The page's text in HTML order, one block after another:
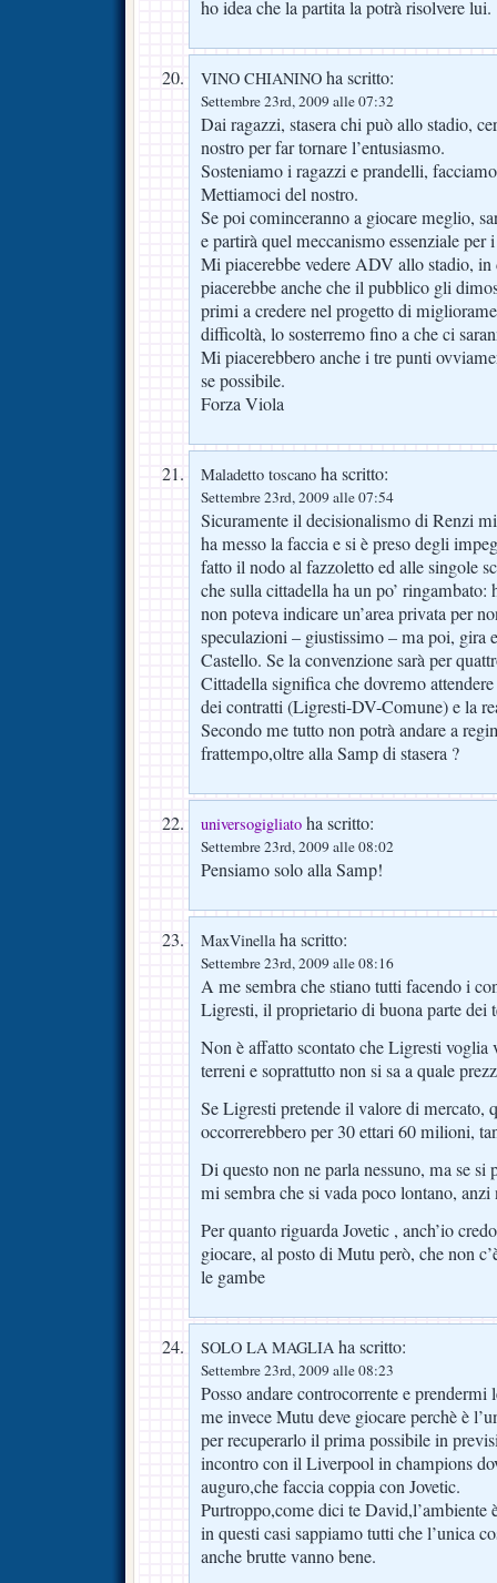
ho idea che la partita la potrà risolvere lui.
VINO CHIANINO ha scritto:
Settembre 23rd, 2009 alle 07:32
Dai ragazzi, stasera chi può allo stadio,
nostro per far tornare l’entusiasmo.
Sosteniamo i ragazzi e prandelli,
Mettiamoci del nostro.
Se poi cominceranno a giocare meglio,
e partirà quel meccanismo essenziale per
Mi piacerebbe vedere ADV allo stadio,
piacerebbe anche che il pubblico gli
primi a credere nel progetto di
difficoltà, lo sosterremo fino a che ci
Mi piacerebbero anche i tre punti
se possibile.
Forza Viola
Maladetto toscano ha scritto:
Settembre 23rd, 2009 alle 07:54
Sicuramente il decisionalismo di Renzi
ha messo la faccia e si è preso degli
fatto il nodo al fazzoletto ed alle singole
che sulla cittadella ha un po’ ringambato:
non poteva indicare un’area privata per
speculazioni – giustissimo – ma poi, gira
Castello. Se la convenzione sarà per
Cittadella significa che dovremo
dei contratti (Ligresti-DV-Comune) e la
Secondo me tutto non potrà andare a
frattempo,oltre alla Samp di stasera ?
universogigliato ha scritto:
Settembre 23rd, 2009 alle 08:02
Pensiamo solo alla Samp!
MaxVinellaha scritto:
Settembre 23rd, 2009 alle 08:16
A me sembra che stiano tutti facendo i
Ligresti, il proprietario di buona parte dei
Non è affatto scontato che Ligresti voglia
terreni e soprattutto non si sa a quale
Se Ligresti pretende il valore di mercato,
occorrerebbero per 30 ettari 60 milioni,
Di questo non ne parla nessuno, ma se si
mi sembra che si vada poco lontano,
Per quanto riguarda Jovetic , anch’io
giocare, al posto di Mutu però, che non
le gambe
SOLO LA MAGLIA ha scritto:
Settembre 23rd, 2009 alle 08:23
Posso andare controcorrente e prendermi
me invece Mutu deve giocare perchè è
per recuperarlo il prima possibile in
incontro con il Liverpool in champions
auguro,che faccia coppia con Jovetic.
Purtroppo,come dici te David,l’ambiente
in questi casi sappiamo tutti che l’unica
anche brutte vanno bene.